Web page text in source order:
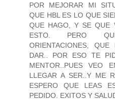
POR MEJORAR MI
QUE HBL ES LO QUE
QUE HAGO, Y SE QUE
ESTO. PERO
ORIENTACIONES,
DAR.. POR ESO TE
MENTOR..PUES VEO
LLEGAR A SER..Y ME
ESPERO QUE LEAS
PEDIDO. EXITOS Y